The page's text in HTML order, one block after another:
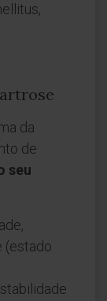
da
de
seu
(estado